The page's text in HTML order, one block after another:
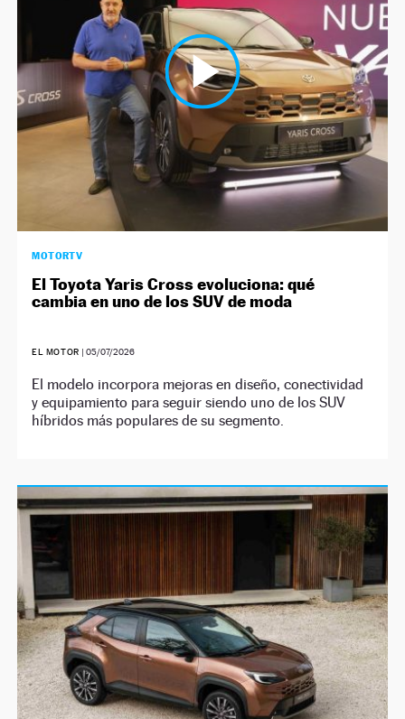
MOTORTV
El Toyota Yaris Cross evoluciona: qué
cambia en uno de los SUV de moda
EL MOTOR | 05/07/2026
El modelo incorpora mejoras en diseño, conectividad
y equipamiento para seguir siendo uno de los SUV
híbridos más populares de su segmento.